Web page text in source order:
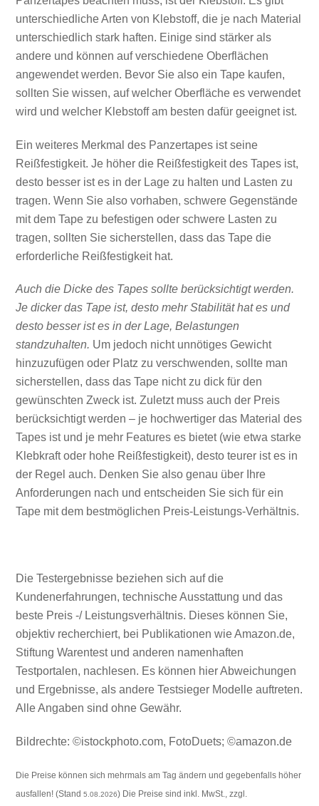
unterschiedliche Arten von Klebstoff, die je nach Material
unterschiedlich stark haften. Einige sind stärker als
andere und können auf verschiedene Oberflächen
angewendet werden. Bevor Sie also ein Tape kaufen,
sollten Sie wissen, auf welcher Oberfläche es verwendet
wird und welcher Klebstoff am besten dafür geeignet ist.
Ein weiteres Merkmal des Panzertapes ist seine
Reißfestigkeit. Je höher die Reißfestigkeit des Tapes ist,
desto besser ist es in der Lage zu halten und Lasten zu
tragen. Wenn Sie also vorhaben, schwere Gegenstände
mit dem Tape zu befestigen oder schwere Lasten zu
tragen, sollten Sie sicherstellen, dass das Tape die
erforderliche Reißfestigkeit hat.
Auch die Dicke des Tapes sollte berücksichtigt werden.
Je dicker das Tape ist, desto mehr Stabilität hat es und
desto besser ist es in der Lage, Belastungen
standzuhalten. Um jedoch nicht unnötiges Gewicht
hinzuzufügen oder Platz zu verschwenden, sollte man
sicherstellen, dass das Tape nicht zu dick für den
gewünschten Zweck ist. Zuletzt muss auch der Preis
berücksichtigt werden – je hochwertiger das Material des
Tapes ist und je mehr Features es bietet (wie etwa starke
Klebkraft oder hohe Reißfestigkeit), desto teurer ist es in
der Regel auch. Denken Sie also genau über Ihre
Anforderungen nach und entscheiden Sie sich für ein
Tape mit dem bestmöglichen Preis-Leistungs-Verhältnis.
Die Testergebnisse beziehen sich auf die
Kundenerfahrungen, technische Ausstattung und das
beste Preis -/ Leistungsverhältnis. Dieses können Sie,
objektiv recherchiert, bei Publikationen wie Amazon.de,
Stiftung Warentest und anderen namenhaften
Testportalen, nachlesen. Es können hier Abweichungen
und Ergebnisse, als andere Testsieger Modelle auftreten.
Alle Angaben sind ohne Gewähr.
Bildrechte: ©istockphoto.com, FotoDuets; ©amazon.de
Die Preise können sich mehrmals am Tag ändern und gegebenfalls höher
ausfallen! (Stand5.08.2026) Die Preise sind inkl. MwSt., zzgl.